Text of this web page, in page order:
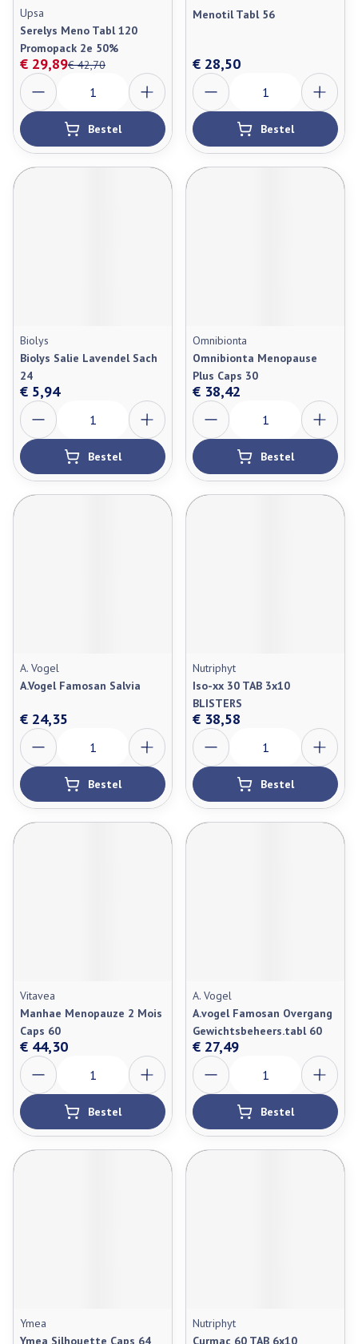
Upsa
Serelys Meno Tabl 120
Promopack 2e 50%
€ 42,70
€ 29,89
Aantal
Bestel
Menotil Tabl 56
€ 28,50
Aantal
Bestel
Biolys
Biolys Salie Lavendel Sach
24
€ 5,94
Aantal
Bestel
Omnibionta
Omnibionta Menopause
Plus Caps 30
€ 38,42
Aantal
Bestel
A. Vogel
A.Vogel Famosan Salvia
€ 24,35
Aantal
Bestel
Nutriphyt
Iso-xx 30 TAB 3x10
BLISTERS
€ 38,58
Aantal
Bestel
Vitavea
Manhae Menopauze 2 Mois
Caps 60
€ 44,30
Aantal
Bestel
A. Vogel
A.vogel Famosan Overgang
Gewichtsbeheers.tabl 60
€ 27,49
Aantal
Bestel
Ymea
Ymea Silhouette Caps 64
Nutriphyt
Curmac 60 TAB 6x10